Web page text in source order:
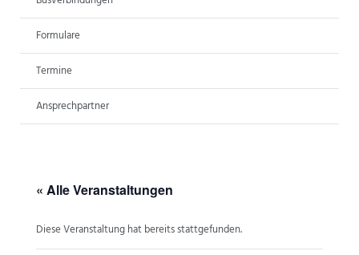
ANSPRECHPARTNER
Formulare
Termine
Ansprechpartner
« Alle Veranstaltungen
Diese Veranstaltung hat bereits stattgefunden.